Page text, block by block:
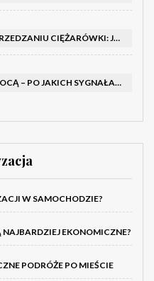
PODMUCH WIATRU PRZY WYPRZEDZANIU CIĘŻARÓWKI: JAK UTRZYMAĆ TOR JAZDY I OPANOWAĆ AUTO
ZMĘCZENIE PODCZAS JAZDY NOCĄ – PO JAKICH SYGNAŁACH ROZPOZNAĆ SENNOŚĆ ZA KIEROWNICĄ I KIEDY ZROBIĆ PRZERWĘ
W SAMOCHODZIE?
EKONOMICZNE?
PODRÓŻE PO MIEŚCIE